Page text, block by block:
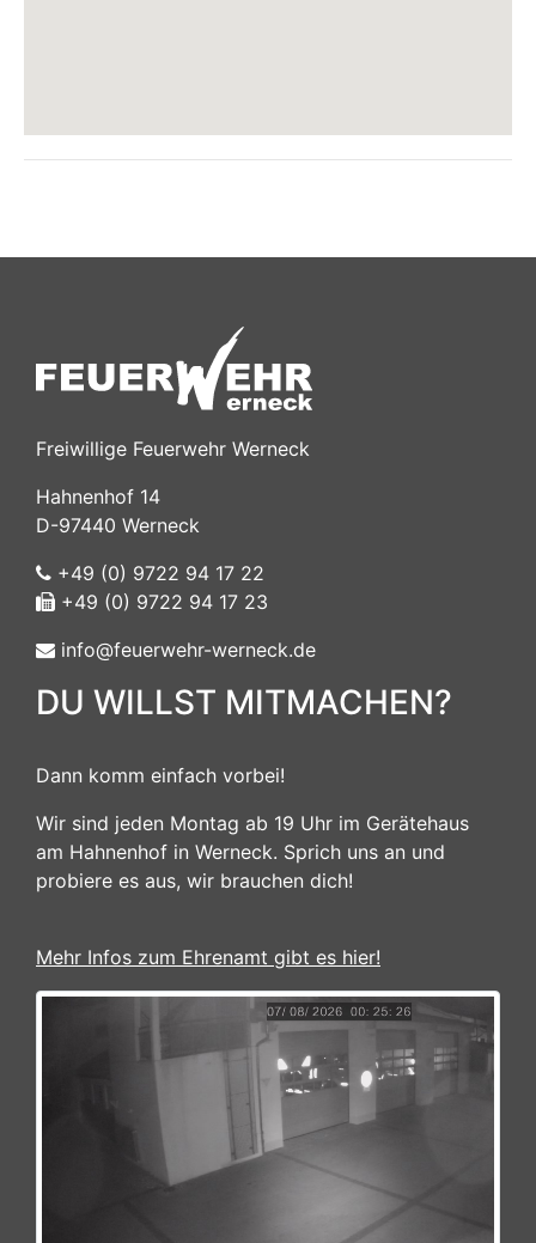
Freiwillige Feuerwehr Werneck
Hahnenhof 14
D-97440 Werneck
+49 (0) 9722 94 17 22
+49 (0) 9722 94 17 23
info@feuerwehr-werneck.de
DU WILLST MITMACHEN?
Dann komm einfach vorbei!
Wir sind jeden Montag ab 19 Uhr im Gerätehaus
am Hahnenhof in Werneck. Sprich uns an und
probiere es aus, wir brauchen dich!
Mehr Infos zum Ehrenamt gibt es hier!